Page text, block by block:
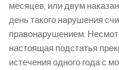
месяцев, или двум
день такого нарушения
правонарушением.
настоящая подстатья
истечения одного года с